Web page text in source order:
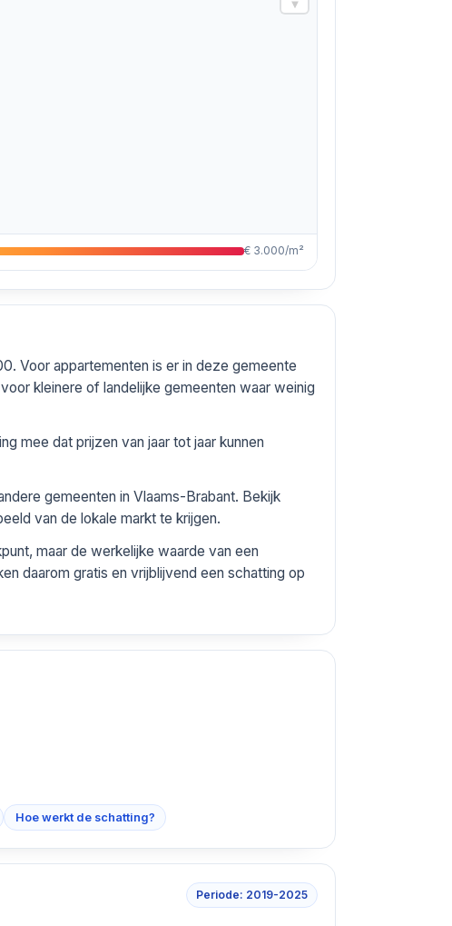
€ 3.000/m²
Voor appartementen is er in deze gemeente
kleinere of landelijke gemeenten waar weinig
mee dat prijzen van jaar tot jaar kunnen
gemeenten in Vlaams-Brabant. Bekijk
van de lokale markt te krijgen.
maar de werkelijke waarde van een
daarom gratis en vrijblijvend een schatting op
Hoe werkt de schatting?
Periode: 2019-2025